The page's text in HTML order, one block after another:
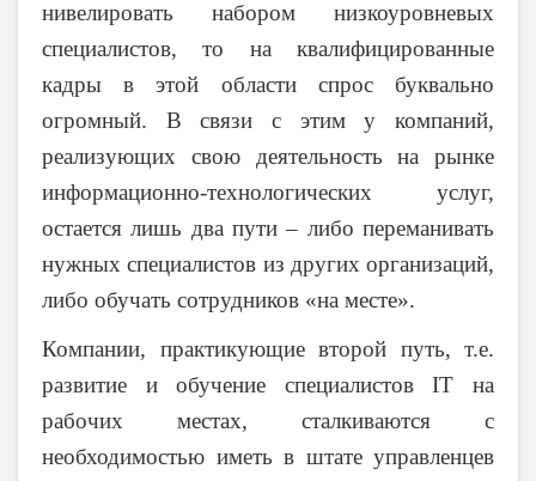
нивелировать набором низкоуровневых
специалистов, то на квалифицированные
кадры в этой области спрос буквально
огромный. В связи с этим у компаний,
реализующих свою деятельность на рынке
информационно-технологических услуг,
остается лишь два пути – либо переманивать
нужных специалистов из других организаций,
либо обучать сотрудников «на месте».
Компании, практикующие второй путь, т.е.
развитие и обучение специалистов IT на
рабочих местах, сталкиваются с
необходимостью иметь в штате управленцев